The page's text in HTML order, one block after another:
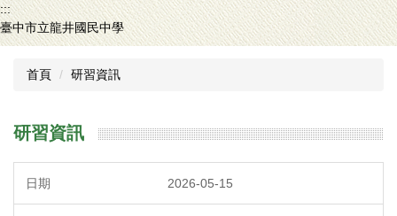
跳
到
主
區
:::
臺中市立龍井國民中學
首頁 研習資訊
研習資訊
2026-05-15